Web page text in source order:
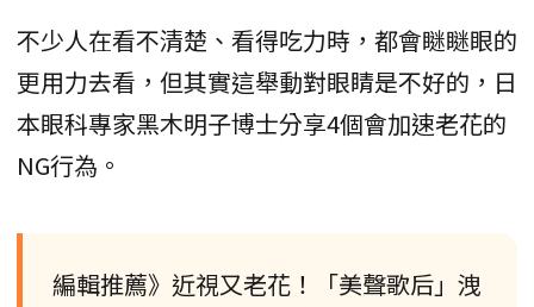
不少人在看不清楚、看得吃力時，都會瞇瞇眼的
更用力去看，但其實這舉動對眼睛是不好的，日
本眼科專家黑木明子博士分享4個會加速老花的
NG行為。
編輯推薦》近視又老花！「美聲歌后」洩